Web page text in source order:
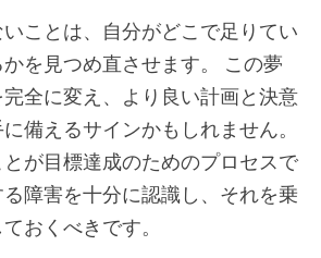
ことは、自分がどこで足りてい
を見つめ直させます。 この夢
全に変え、より良い計画と決意
備えるサインかもしれません。
が目標達成のためのプロセスで
障害を十分に認識し、それを乗
おくべきです。